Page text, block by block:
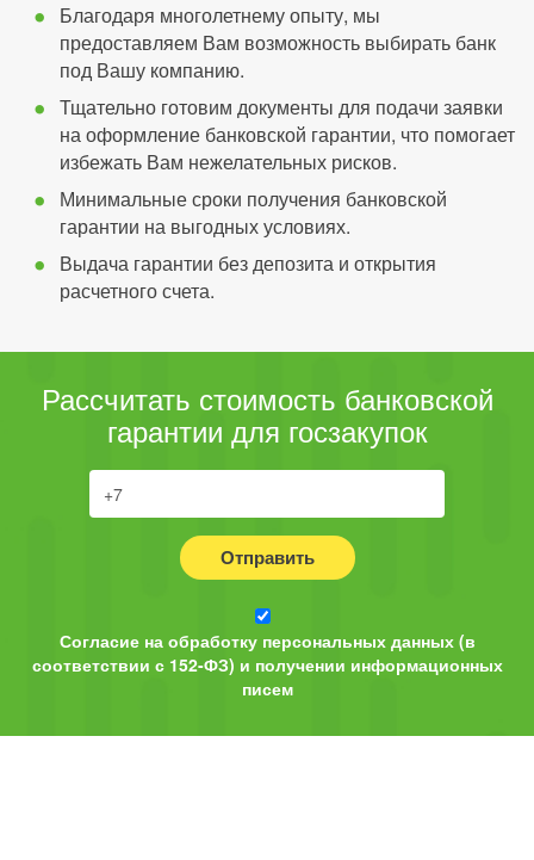
Благодаря многолетнему опыту, мы
предоставляем Вам возможность выбирать банк
под Вашу компанию.
Тщательно готовим документы для подачи заявки
на оформление банковской гарантии, что помогает
избежать Вам нежелательных рисков.
Минимальные сроки получения банковской
гарантии на выгодных условиях.
Выдача гарантии без депозита и открытия
расчетного счета.
Рассчитать стоимость банковской
гарантии для госзакупок
Отправить
Согласие на обработку персональных данных (в
соответствии с 152-ФЗ) и получении информационных
писем